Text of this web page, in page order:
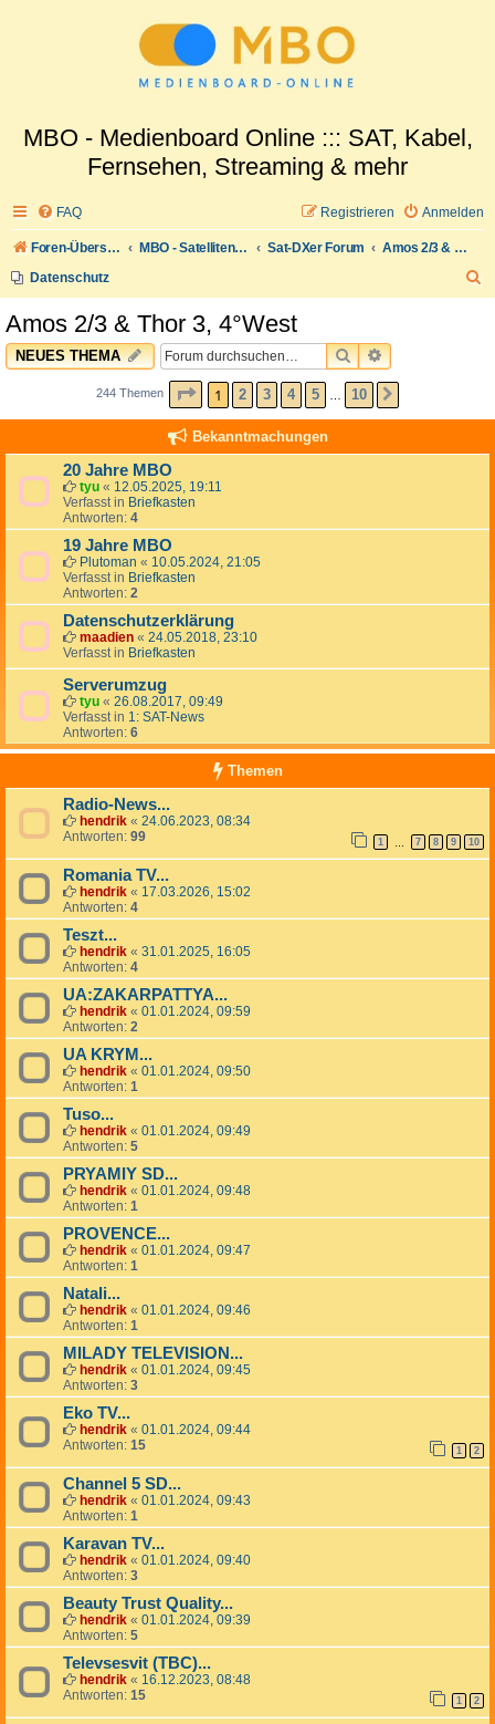
MBO - Medienboard Online ::: SAT, Kabel,
Fernsehen, Streaming & mehr
FAQ Anmelden
Registrieren
Foren-Übersicht MBO - Satellitenwelt Sat-DXer Forum
Amos 2/3 & Thor 3, 4°West
Datenschutz
Amos 2/3 & Thor 3, 4°West
NEUES THEMA SUCHEERWEITERTE
244 Themen SEITE1 VON10
1 2 3 4 5 10
Bekanntmachungen
20 Jahre MBO
tyu « 12.05.2025, 19:11
Verfasst in Briefkasten
Antworten: 4
19 Jahre MBO
Plutoman « 10.05.2024, 21:05
Verfasst in Briefkasten
Antworten: 2
Datenschutzerklärung
maadien « 24.05.2018, 23:10
Verfasst in Briefkasten
Serverumzug
tyu « 26.08.2017, 09:49
Verfasst in 1: SAT-News
Antworten: 6
Themen
Radio-News...
hendrik « 24.06.2023, 08:34
Antworten: 99 1 … 7 8 9 10
Romania TV...
hendrik « 17.03.2026, 15:02
Antworten: 4
Teszt...
hendrik « 31.01.2025, 16:05
Antworten: 4
UA:ZAKARPATTYA...
hendrik « 01.01.2024, 09:59
Antworten: 2
UA KRYM...
hendrik « 01.01.2024, 09:50
Antworten: 1
Tuso...
hendrik « 01.01.2024, 09:49
Antworten: 5
PRYAMIY SD...
hendrik « 01.01.2024, 09:48
Antworten: 1
PROVENCE...
hendrik « 01.01.2024, 09:47
Antworten: 1
Natali...
hendrik « 01.01.2024, 09:46
Antworten: 1
MILADY TELEVISION...
hendrik « 01.01.2024, 09:45
Antworten: 3
Eko TV...
hendrik « 01.01.2024, 09:44
Antworten: 15 1 2
Channel 5 SD...
hendrik « 01.01.2024, 09:43
Antworten: 1
Karavan TV...
hendrik « 01.01.2024, 09:40
Antworten: 3
Beauty Trust Quality...
hendrik « 01.01.2024, 09:39
Antworten: 5
Televsesvit (TBC)...
hendrik « 16.12.2023, 08:48
Antworten: 15 1 2